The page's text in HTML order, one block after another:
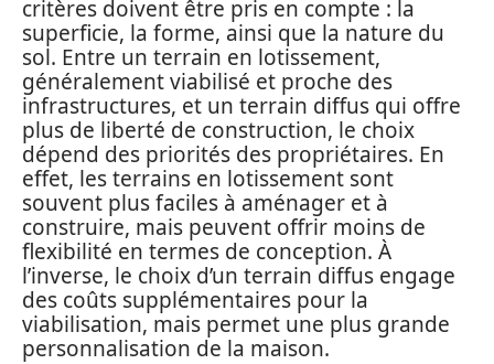
critères doivent être pris en compte : la
superficie, la forme, ainsi que la nature du
sol. Entre un terrain en lotissement,
généralement viabilisé et proche des
infrastructures, et un terrain diffus qui offre
plus de liberté de construction, le choix
dépend des priorités des propriétaires. En
effet, les terrains en lotissement sont
souvent plus faciles à aménager et à
construire, mais peuvent offrir moins de
flexibilité en termes de conception. À
l’inverse, le choix d’un terrain diffus engage
des coûts supplémentaires pour la
viabilisation, mais permet une plus grande
personnalisation de la maison.